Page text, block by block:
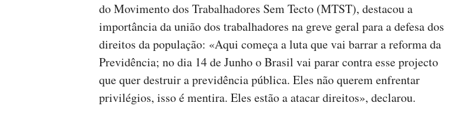
do Movimento dos Trabalhadores Sem Tecto (MTST), destacou a
importância da união dos trabalhadores na greve geral para a defesa dos
direitos da população: «Aqui começa a luta que vai barrar a reforma da
Previdência; no dia 14 de Junho o Brasil vai parar contra esse projecto
que quer destruir a previdência pública. Eles não querem enfrentar
privilégios, isso é mentira. Eles estão a atacar direitos», declarou.